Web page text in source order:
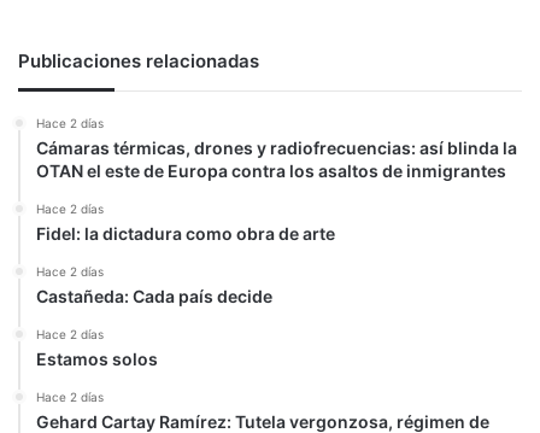
de
Publicaciones relacionadas
Hace 2 días
Cámaras térmicas, drones y radiofrecuencias: así blinda la
OTAN el este de Europa contra los asaltos de inmigrantes
Hace 2 días
Fidel: la dictadura como obra de arte
Hace 2 días
Castañeda: Cada país decide
Hace 2 días
Estamos solos
Hace 2 días
Gehard Cartay Ramírez: Tutela vergonzosa, régimen de